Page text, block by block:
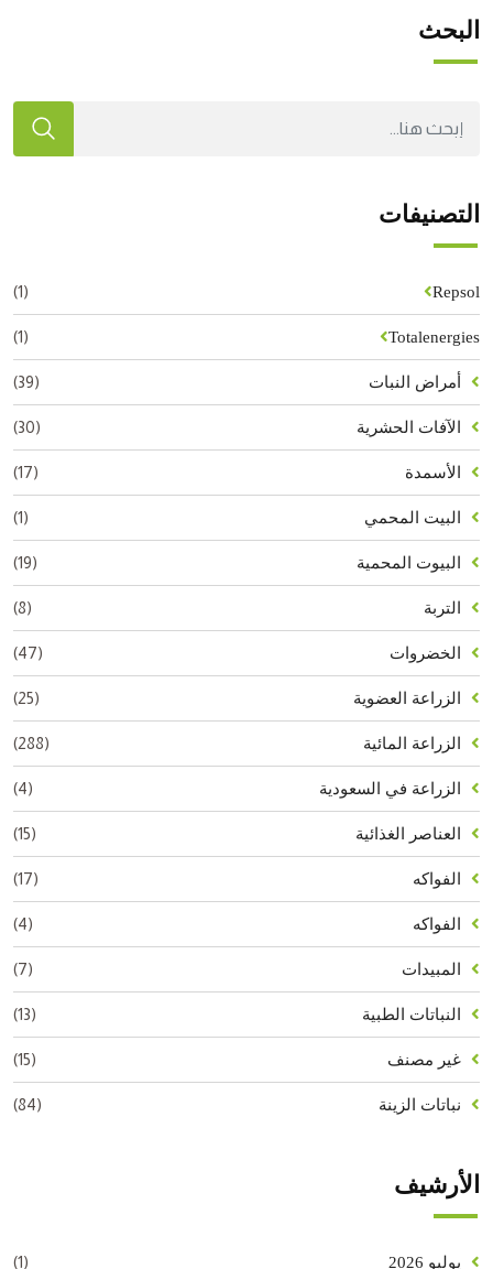
البحث
التصنيفات
Repsol
(1)
Totalenergies
(1)
أمراض النبات (39)
الآفات الحشرية (30)
الأسمدة (17)
البيت المحمي (1)
البيوت المحمية (19)
التربة (8)
الخضروات (47)
الزراعة العضوية (25)
الزراعة المائية (288)
الزراعة في السعودية (4)
العناصر الغذائية (15)
الفواكه (17)
الفواكه (4)
المبيدات (7)
النباتات الطبية (13)
غير مصنف (15)
نباتات الزينة (84)
الأرشيف
يوليو 2026 (1)